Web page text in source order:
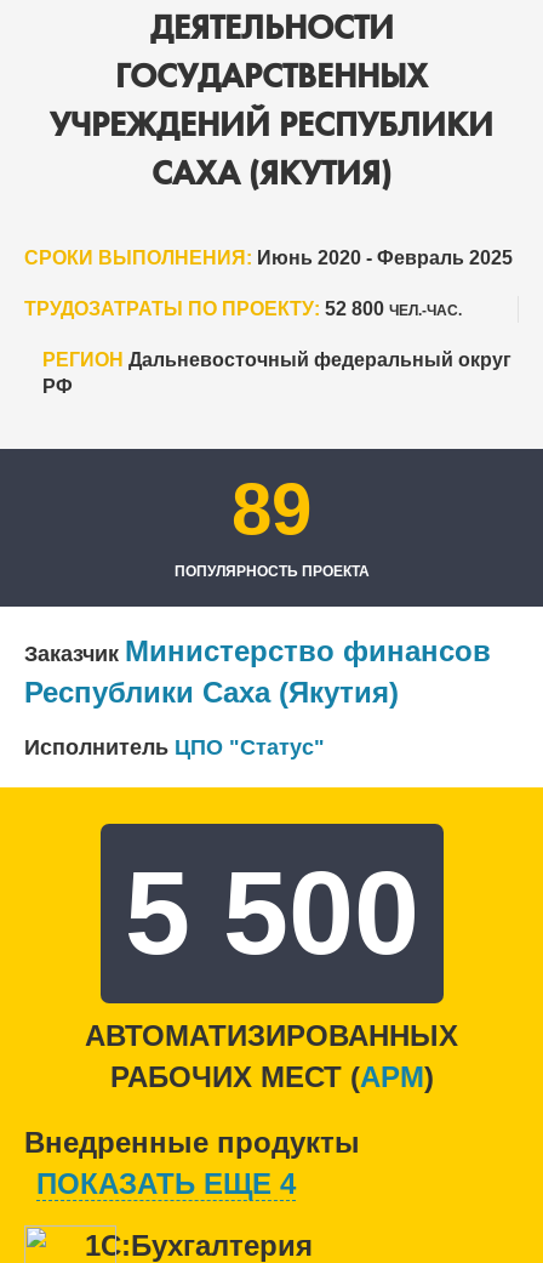
ДЕЯТЕЛЬНОСТИ
ГОСУДАРСТВЕННЫХ
УЧРЕЖДЕНИЙ РЕСПУБЛИКИ
САХА (ЯКУТИЯ)
СРОКИ ВЫПОЛНЕНИЯ: Июнь 2020 - Февраль 2025
ТРУДОЗАТРАТЫ ПО ПРОЕКТУ: 52 800 ЧЕЛ.-ЧАС.
РЕГИОН Дальневосточный федеральный округ
РФ
89
ПОПУЛЯРНОСТЬ ПРОЕКТА
Заказчик Министерство финансов
Республики Саха (Якутия)
Исполнитель ЦПО "Статус"
5 500
АВТОМАТИЗИРОВАННЫХ
РАБОЧИХ МЕСТ (APM)
Внедренные продукты
ПОКАЗАТЬ ЕЩЕ 4
1С:Бухгалтерия